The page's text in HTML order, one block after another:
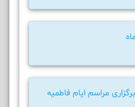
مراسم ایام فاطمیه